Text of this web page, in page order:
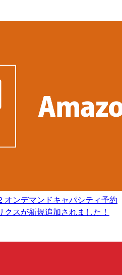
オンデマンドキャパシティ予約
スが新規追加されました！